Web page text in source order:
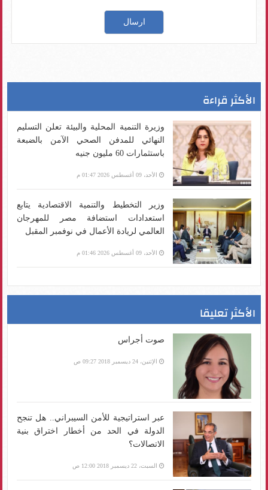
الأكثر قراءة
وزيرة التنمية المحلية والبيئة تعلن التسليم
النهائي للمدفن الصحي الآمن بالضبعة
باستثمارات 60 مليون جنيه
الأحد، 09 أغسطس 2026 01:47 م
وزير التخطيط والتنمية الاقتصادية يتابع
استعدادات استضافة مصر للمهرجان
العالمي لريادة الأعمال في نوفمبر المقبل
الأحد، 09 أغسطس 2026 01:46 م
الأكثر تعليقا
صوت أجراس
الإثنين، 24 ديسمبر 2018 09:27 ص
عبر استراتيجية للأمن السيبراني.. هل تنجح
الدولة في الحد من أخطار اختراق بنية
الاتصالات؟
السبت، 22 ديسمبر 2018 12:00 ص